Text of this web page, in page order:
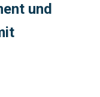
und